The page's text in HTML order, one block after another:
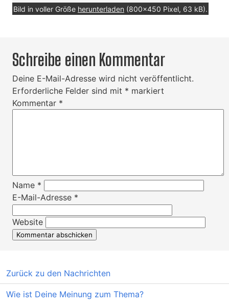
Bild in voller Größe herunterladen (800x450 Pixel, 63 kB).
Schreibe einen Kommentar
Deine E-Mail-Adresse wird nicht veröffentlicht.
Erforderliche Felder sind mit * markiert
Kommentar *
Name *
E-Mail-Adresse *
Website
Zurück zu den Nachrichten
Wie ist Deine Meinung zum Thema?